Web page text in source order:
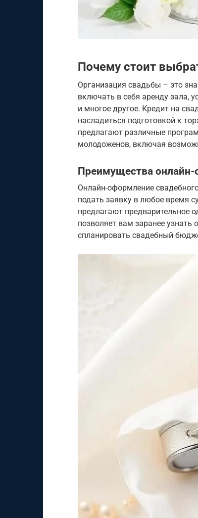
Почему стоит
Организация свадьбы – это
включать в себя аренду зала,
и многое другое. Кредит на
насладиться подготовкой к
предлагают различные
молодоженов, включая
Преимущества
Онлайн-оформление
подать заявку в любое время
предлагают предварительное
позволяет вам заранее узнать
спланировать свадебный